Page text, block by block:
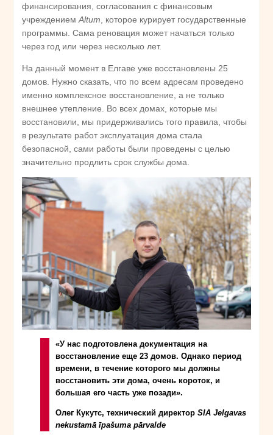
финансирования, согласования с финансовым
учреждением Altum , которое курирует государственные
программы. Сама реновация может начаться только
через год или через несколько лет.
На данный момент в Елгаве уже восстановлены 25
домов. Нужно сказать, что по всем адресам проведено
именно комплексное восстановление, а не только
внешнее утепление. Во всех домах, которые мы
восстановили, мы придерживались того правила, чтобы
в результате работ эксплуатация дома стала
безопасной, сами работы были проведены с целью
значительно продлить срок службы дома.
«У нас подготовлена документация на
восстановление еще 23 домов. Однако период
времени, в течение которого мы должны
восстановить эти дома, очень короток, и
большая его часть уже позади».
Олег Кукутс, технический директор SIA Jelgavas
nekustamā īpašuma pārvalde